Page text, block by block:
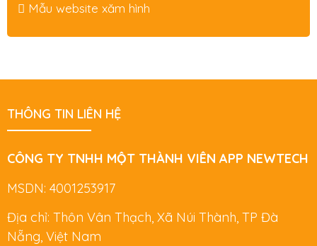
Mẫu website xăm hình
THÔNG TIN LIÊN HỆ
CÔNG TY TNHH MỘT THÀNH VIÊN APP NEWTECH
MSDN: 4001253917
Địa chỉ: Thôn Vân Thạch, Xã Núi Thành, TP Đà
Nẵng, Việt Nam